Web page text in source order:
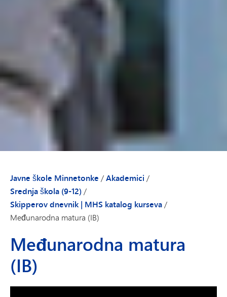
Javne škole Minnetonke /Akademici /
Srednja škola (9-12)/
Skipperov dnevnik | MHS katalog kurseva/
Međunarodna matura (IB)
Međunarodna matura
(IB)